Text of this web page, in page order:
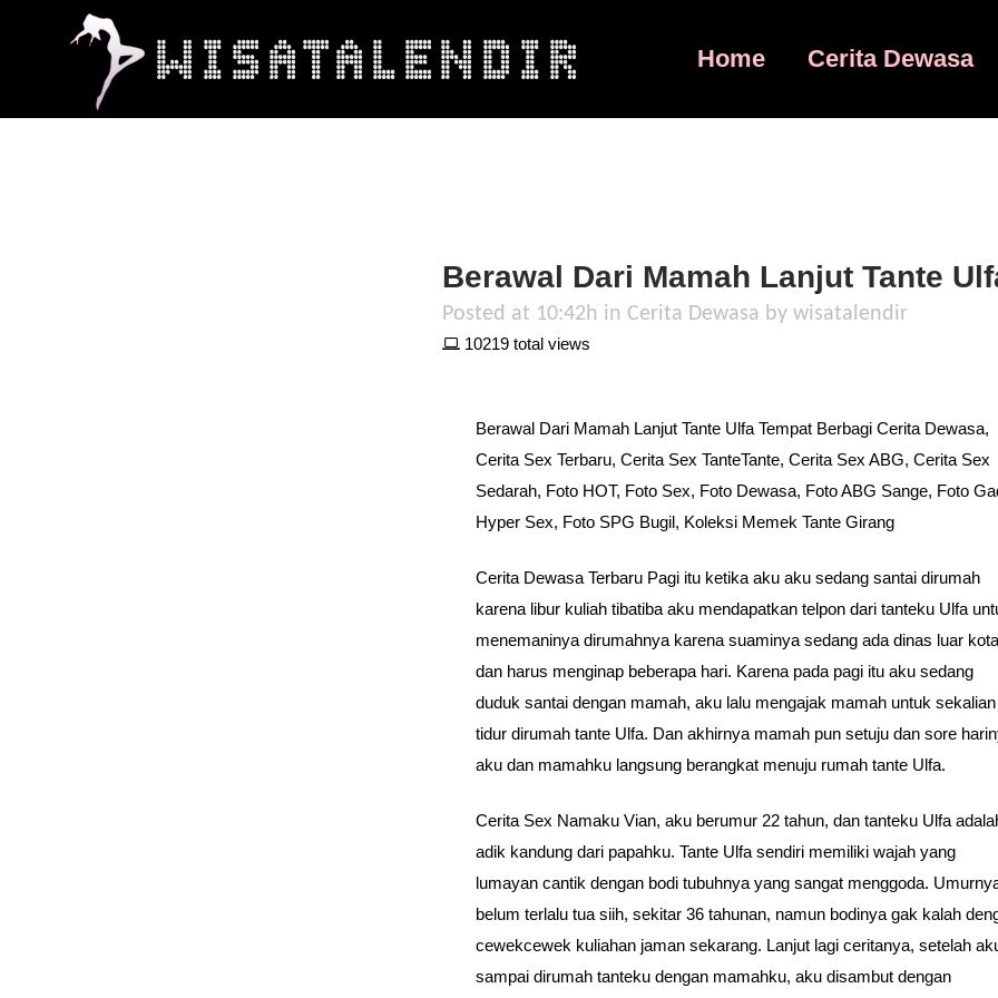
Home Cerita Dewasa
Berawal Dari Mamah Lanjut Tante
Posted at 10:42h in Cerita Dewasa by wisatalendir
10219 total views
Berawal Dari Mamah Lanjut Tante Ulfa Tempat Berbagi Cerita Dewasa,
Cerita Sex Terbaru, Cerita Sex TanteTante, Cerita Sex ABG, Cerita Sex
Sedarah, Foto HOT, Foto Sex, Foto Dewasa, Foto ABG Sange, Foto
Hyper Sex, Foto SPG Bugil, Koleksi Memek Tante Girang
Cerita Dewasa Terbaru Pagi itu ketika aku aku sedang santai dirumah
karena libur kuliah tibatiba aku mendapatkan telpon dari tanteku Ulfa
menemaninya dirumahnya karena suaminya sedang ada dinas luar kota
dan harus menginap beberapa hari. Karena pada pagi itu aku sedang
duduk santai dengan mamah, aku lalu mengajak mamah untuk sekalian
tidur dirumah tante Ulfa. Dan akhirnya mamah pun setuju dan sore
aku dan mamahku langsung berangkat menuju rumah tante Ulfa.
Cerita Sex Namaku Vian, aku berumur 22 tahun, dan tanteku Ulfa
adik kandung dari papahku. Tante Ulfa sendiri memiliki wajah yang
lumayan cantik dengan bodi tubuhnya yang sangat menggoda.
belum terlalu tua siih, sekitar 36 tahunan, namun bodinya gak kalah
cewekcewek kuliahan jaman sekarang. Lanjut lagi ceritanya, setelah
sampai dirumah tanteku dengan mamahku, aku disambut dengan